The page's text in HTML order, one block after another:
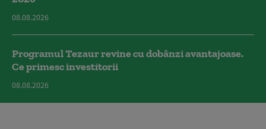
08.08.2026
Programul Tezaur revine cu dobânzi avantajoase.
Ce primesc investitorii
08.08.2026